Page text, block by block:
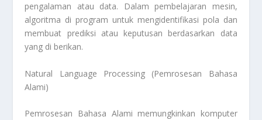
pengalaman atau data. Dalam pembelajaran mesin,
algoritma di program untuk mengidentifikasi pola dan
membuat prediksi atau keputusan berdasarkan data
yang di berikan.
Natural Language Processing (Pemrosesan Bahasa
Alami)
Pemrosesan Bahasa Alami memungkinkan komputer